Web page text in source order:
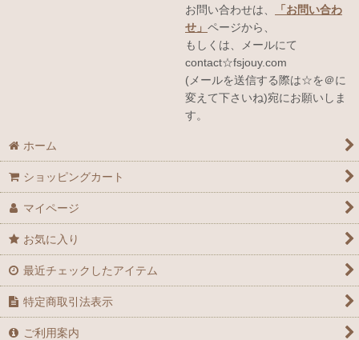
お問い合わせは、
「お問い合わ
せ」 ページから、
もしくは、メールにて
contact☆fsjouy.com
(メールを送信する際は☆を＠に
変えて下さいね)宛にお願いしま
す。
ホーム
ショッピングカート
マイページ
お気に入り
最近チェックしたアイテム
特定商取引法表示
ご利用案内